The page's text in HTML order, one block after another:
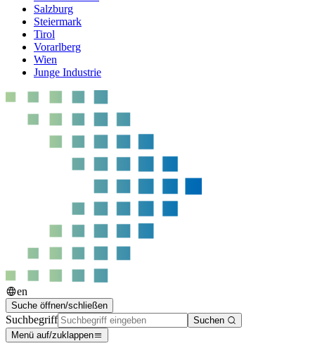
Salzburg
Steiermark
Tirol
Vorarlberg
Wien
Junge Industrie
en
Suche öffnen/schließen
Suchbegriff
Suchen
Menü auf/zuklappen